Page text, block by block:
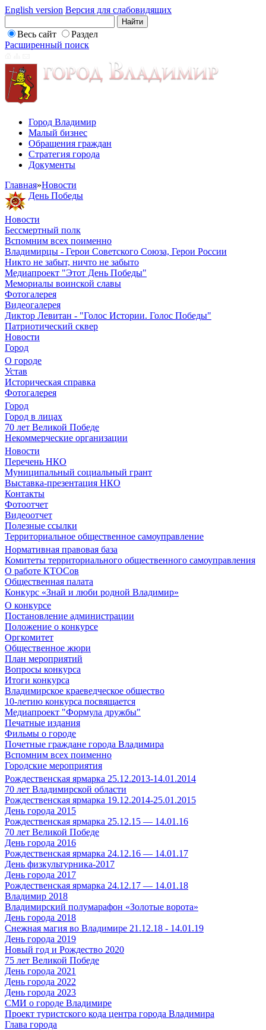
English version Версия для слабовидящих
Весь сайт
Раздел
Расширенный поиск
Город Владимир
Малый бизнес
Обращения граждан
Стратегия города
Документы
Главная»Новости
День Победы
Новости
Бессмертный полк
Вспомним всех поименно
Владимирцы - Герои Советского Союза, Герои России
Никто не забыт, ничто не забыто
Медиапроект "Этот День Победы"
Мемориалы воинской славы
Фотогалерея
Видеогалерея
Диктор Левитан - "Голос Истории. Голос Победы"
Патриотический сквер
Новости
Город
О городе
Устав
Историческая справка
Фотогалерея
Город
Город в лицах
70 лет Великой Победе
Некоммерческие организации
Новости
Перечень НКО
Муниципальный социальный грант
Выставка-презентация НКО
Контакты
Фотоотчет
Видеоотчет
Полезные ссылки
Территориальное общественное самоуправление
Нормативная правовая база
Комитеты территориального общественного самоуправления
О работе КТОСов
Общественная палата
Конкурс «Знай и люби родной Владимир»
О конкурсе
Постановление администрации
Положение о конкурсе
Оргкомитет
Общественное жюри
План мероприятий
Вопросы конкурса
Итоги конкурса
Владимирское краеведческое общество
10-летию конкурса посвящается
Медиапроект "Формула дружбы"
Печатные издания
Фильмы о городе
Почетные граждане города Владимира
Вспомним всех поименно
Городские мероприятия
Рождественская ярмарка 25.12.2013-14.01.2014
70 лет Владимирской области
Рождественская ярмарка 19.12.2014-25.01.2015
День города 2015
Рождественская ярмарка 25.12.15 — 14.01.16
70 лет Великой Победе
День города 2016
Рождественская ярмарка 24.12.16 — 14.01.17
День физкультурника-2017
День города 2017
Рождественская ярмарка 24.12.17 — 14.01.18
Владимир 2018
Владимирский полумарафон «Золотые ворота»
День города 2018
Снежная магия во Владимире 21.12.18 - 14.01.19
День города 2019
Новый год и Рождество 2020
75 лет Великой Победе
День города 2021
День города 2022
День города 2023
СМИ о городе Владимире
Проект туристского кода центра города Владимира
Глава города